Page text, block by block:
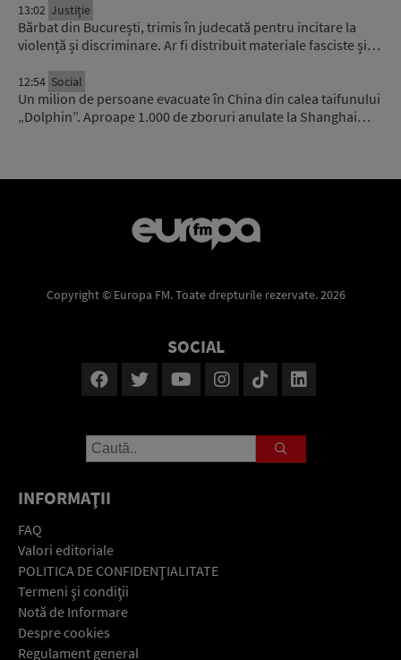
13:02 Justiție
Bărbat din București, trimis în judecată pentru incitare la
violență și discriminare. Ar fi distribuit materiale fasciste și…
12:54 Social
Un milion de persoane evacuate în China din calea taifunului
„Dolphin”. Aproape 1.000 de zboruri anulate la Shanghai…
Copyright © Europa FM. Toate drepturile rezervate. 2026
SOCIAL
INFORMAŢII
FAQ
Valori editoriale
POLITICA DE CONFIDENŢIALITATE
Termeni şi condiţii
Notă de Informare
Despre cookies
Regulament general